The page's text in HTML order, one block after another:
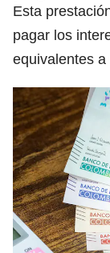
Esta
pagar los
equivalentes